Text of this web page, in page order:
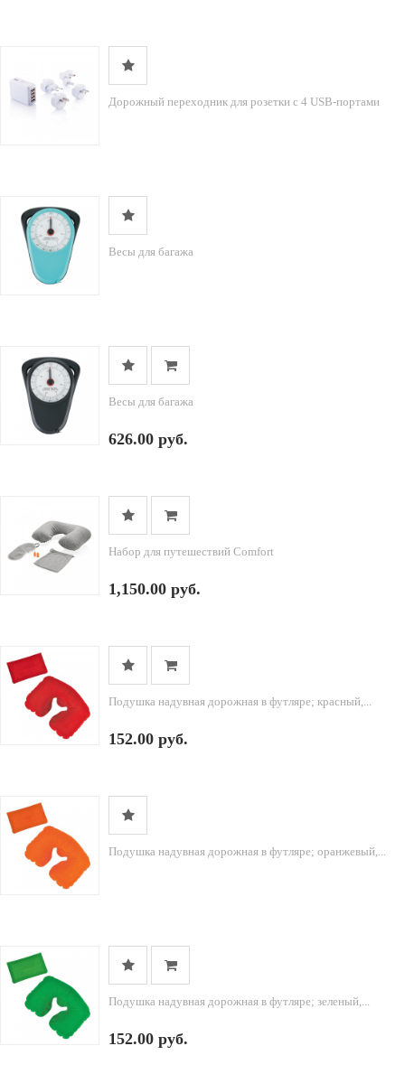
Дорожный переходник для розетки с 4 USB-портами
Весы для багажа
Весы для багажа
626.00 руб.
Набор для путешествий Comfort
1,150.00 руб.
Подушка надувная дорожная в футляре; красный,...
152.00 руб.
Подушка надувная дорожная в футляре; оранжевый,...
Подушка надувная дорожная в футляре; зеленый,...
152.00 руб.